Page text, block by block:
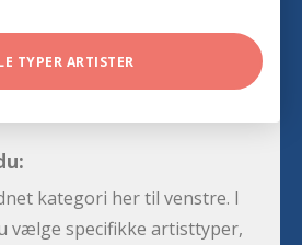
TYPER ARTISTER
kategori her til venstre. I
vælge specifikke artisttyper,